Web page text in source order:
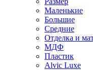
Маленькие
Большие
Средние
Отделка и
МДФ
Пластик
Alvic Luxe